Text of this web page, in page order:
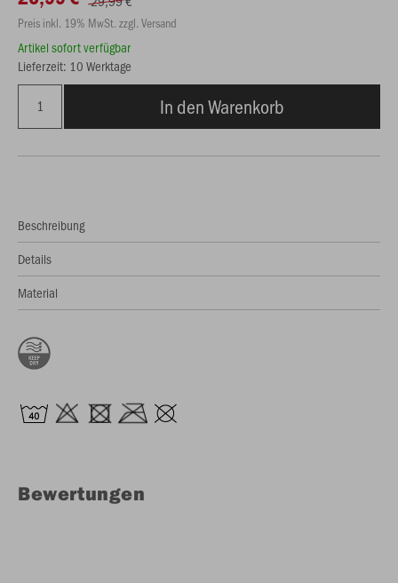
Preis inkl. 19% MwSt. zzgl. Versand
Artikel sofort verfügbar
Lieferzeit: 10 Werktage
In den Warenkorb
Beschreibung
Details
Material
Bewertungen